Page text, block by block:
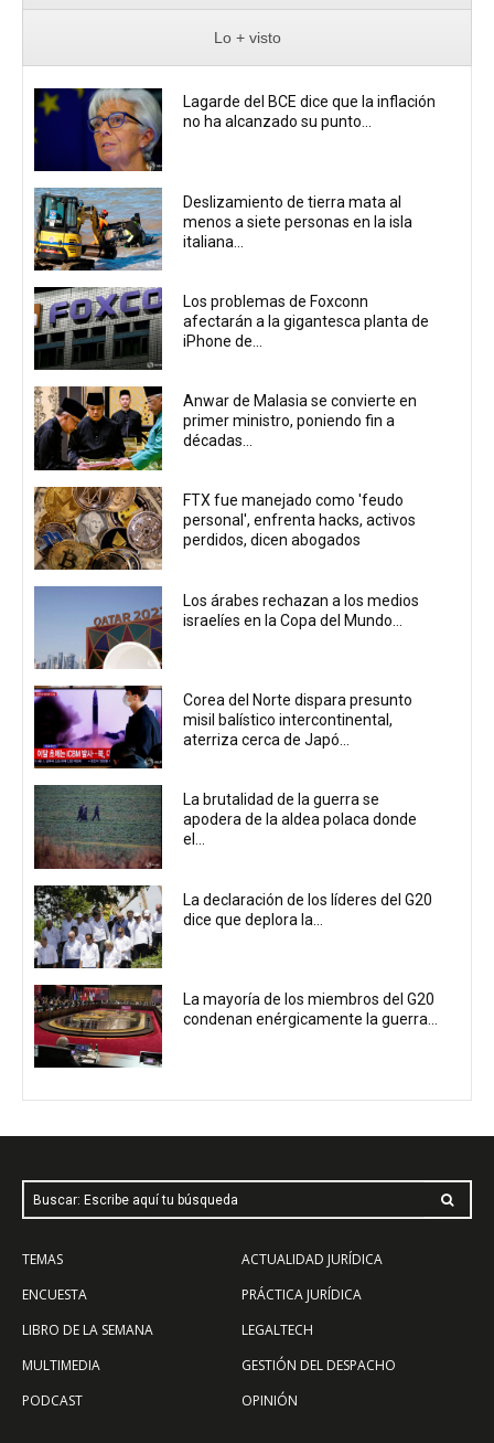
Lo + visto
Lagarde del BCE dice que la inflación
no ha alcanzado su punto...
Deslizamiento de tierra mata al
menos a siete personas en la isla
italiana...
Los problemas de Foxconn
afectarán a la gigantesca planta de
iPhone de...
Anwar de Malasia se convierte en
primer ministro, poniendo fin a
décadas...
FTX fue manejado como 'feudo
personal', enfrenta hacks, activos
perdidos, dicen abogados
Los árabes rechazan a los medios
israelíes en la Copa del Mundo...
Corea del Norte dispara presunto
misil balístico intercontinental,
aterriza cerca de Japó...
La brutalidad de la guerra se
apodera de la aldea polaca donde
el...
La declaración de los líderes del G20
dice que deplora la...
La mayoría de los miembros del G20
condenan enérgicamente la guerra...
Buscar: Escribe aquí tu búsqueda
TEMAS
ENCUESTA
LIBRO DE LA SEMANA
MULTIMEDIA
PODCAST
ACTUALIDAD JURÍDICA
PRÁCTICA JURÍDICA
LEGALTECH
GESTIÓN DEL DESPACHO
OPINIÓN